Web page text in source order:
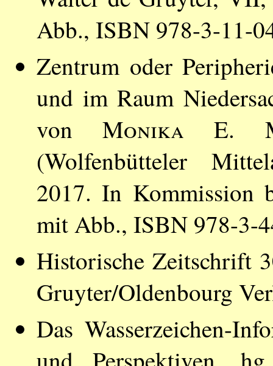
Abb., ISBN 978-3-11-
Zentrum oder
und im Raum
vonMonika E.
(Wolfenbütteler
2017. In Kommission
mit Abb., ISBN 978-3-
Historische Zeitschrift
Gruyter/Oldenbourg
Das Wasserzeichen-